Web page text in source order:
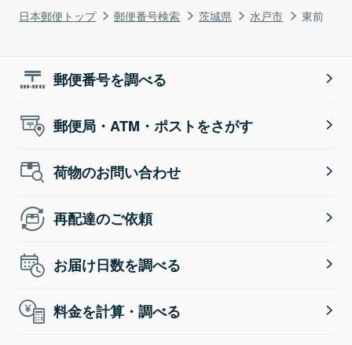
日本郵便トップ 郵便番号検索 茨城県 水戸市 東前
郵便番号を調べる
郵便局・ATM・ポストをさがす
荷物のお問い合わせ
再配達のご依頼
お届け日数を調べる
料金を計算・調べる